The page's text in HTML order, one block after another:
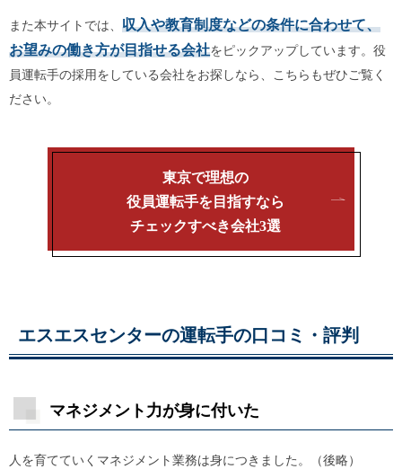
また本サイトでは、 収入や教育制度などの条件に合わせて、
お望みの働き方が目指せる会社をピックアップしています。役
員運転手の採用をしている会社をお探しなら、こちらもぜひご覧く
ださい。
東京で理想の
役員運転手を目指すなら
チェックすべき会社3選
エスエスセンターの運転手の口コミ・評判
マネジメント力が身に付いた
人を育てていくマネジメント業務は身につきました。（後略）